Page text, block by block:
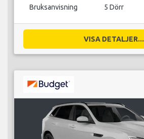
Bruksanvisning 5 Dörr
VISA DETALJER...